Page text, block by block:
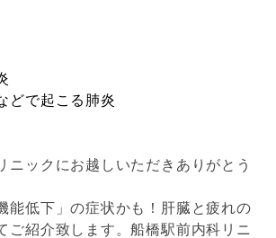
どで起こる肺炎
ニックにお越しいただきありがとう
能低下」の症状かも！肝臓と疲れの
ご紹介致します。船橋駅前内科リニ